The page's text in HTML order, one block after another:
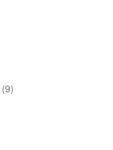
(9)